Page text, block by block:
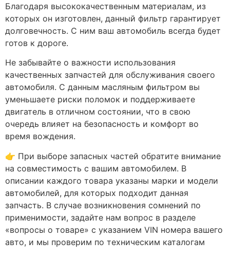
Благодаря высококачественным материалам, из
которых он изготовлен, данный фильтр гарантирует
долговечность. С ним ваш автомобиль всегда будет
готов к дороге.
Не забывайте о важности использования
качественных запчастей для обслуживания своего
автомобиля. С данным масляным фильтром вы
уменьшаете риски поломок и поддерживаете
двигатель в отличном состоянии, что в свою
очередь влияет на безопасность и комфорт во
время вождения.
👉 При выборе запасных частей обратите внимание
на совместимость с вашим автомобилем. В
описании каждого товара указаны марки и модели
автомобилей, для которых подходит данная
запчасть. В случае возникновения сомнений по
применимости, задайте нам вопрос в разделе
«вопросы о товаре» с указанием VIN номера вашего
авто, и мы проверим по техническим каталогам